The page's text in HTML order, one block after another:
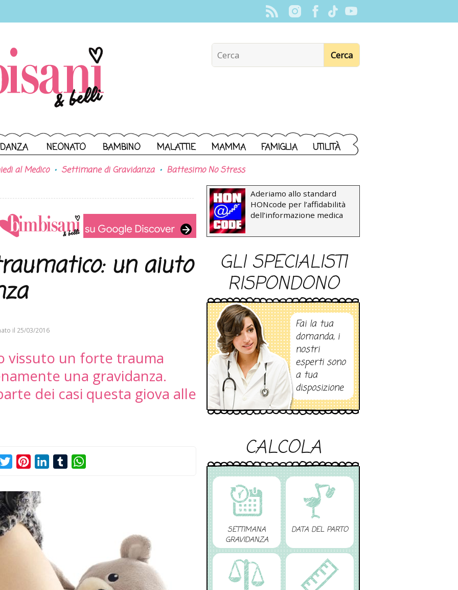
NEONATO BAMBINO MALATTIE MAMMA FAMIGLIA UTILITÀ
al Medico Settimane di Gravidanza Battesimo No Stress
un aiuto
il 25/03/2016
vissuto un forte trauma
una gravidanza.
dei casi questa giova alle
TwitterPinterestLinkedInTumblr
Aderiamo allo standard
HONcode per l’affidabilità
dell’informazione medica
GLI SPECIALISTI
RISPONDONO
Fai la tua
domanda, i
nostri
esperti sono
a tua
disposizione
CALCOLA
SETTIMANA
GRAVIDANZA
DATA DEL PARTO